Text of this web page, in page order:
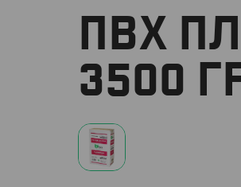
ПВХ
3500